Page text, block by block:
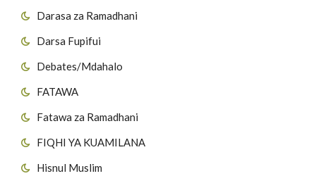
Darasa za Ramadhani
Darsa Fupifui
Debates/Mdahalo
FATAWA
Fatawa za Ramadhani
FIQHI YA KUAMILANA
Hisnul Muslim